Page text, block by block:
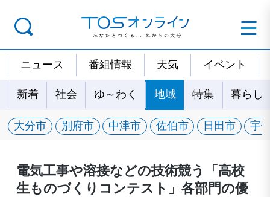
ニュース 番組情報 天気 イベント
新着 社会 ゆ～わく 地域 特集 暮らし
大分市 別府市 中津市 佐伯市 日田市 宇
電気工事や溶接などの技術競う「高校
生ものづくりコンテスト」各部門の優